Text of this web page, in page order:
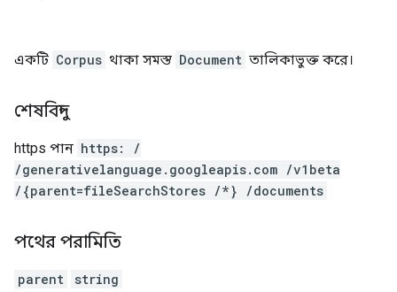
একটি Corpus থাকা সমস্ত Document তালিকাভুক্ত করে।
শেষবিন্দু
https পান https: /
/generativelanguage.googleapis.com /v1beta
/{parent=fileSearchStores /*} /documents
পথের পরামিতি
parent string